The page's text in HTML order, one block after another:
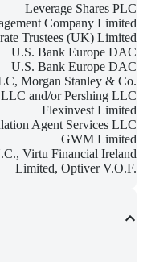
Leverage Shares PLC
Company Limited
Trustees (UK) Limited
U.S. Bank Europe DAC
U.S. Bank Europe DAC
Morgan Stanley & Co.
LLC and/or Pershing LLC
Flexinvest Limited
Agent Services LLC
GWM Limited
Virtu Financial Ireland
Limited, Optiver V.O.F.